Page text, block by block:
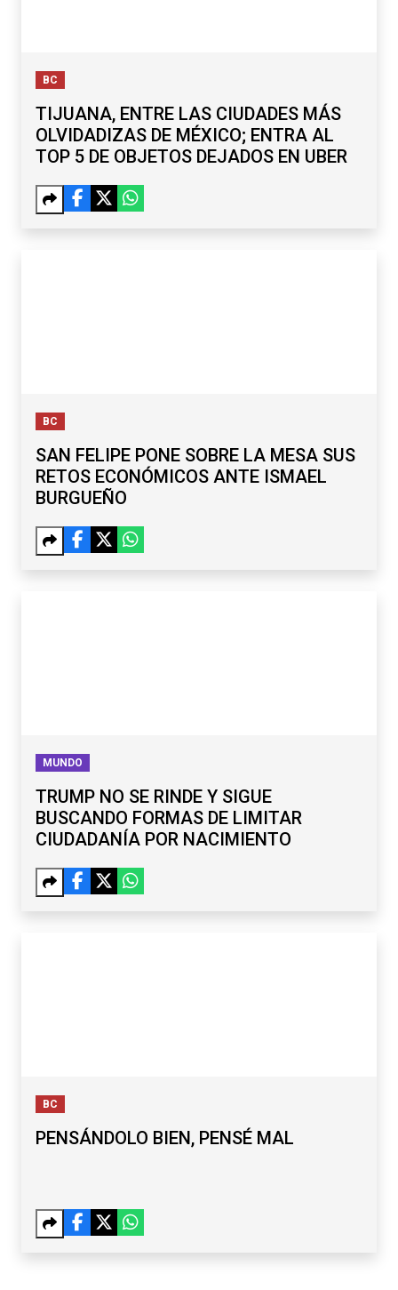
BC
TIJUANA, ENTRE LAS CIUDADES MÁS
OLVIDADIZAS DE MÉXICO; ENTRA AL
TOP 5 DE OBJETOS DEJADOS EN UBER
BC
SAN FELIPE PONE SOBRE LA MESA SUS
RETOS ECONÓMICOS ANTE ISMAEL
BURGUEÑO
MUNDO
TRUMP NO SE RINDE Y SIGUE
BUSCANDO FORMAS DE LIMITAR
CIUDADANÍA POR NACIMIENTO
BC
PENSÁNDOLO BIEN, PENSÉ MAL